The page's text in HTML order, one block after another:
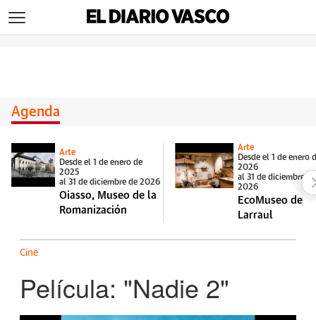
Agenda
Arte
Desde el 1 de enero de
2025
al 31 de diciembre de 2026
Oiasso, Museo de la
Romanización
Arte
Desde el 1 de enero
2026
al 31 de diciembre de
2026
EcoMuseo de
Larraul
Cine
Película: "Nadie 2"